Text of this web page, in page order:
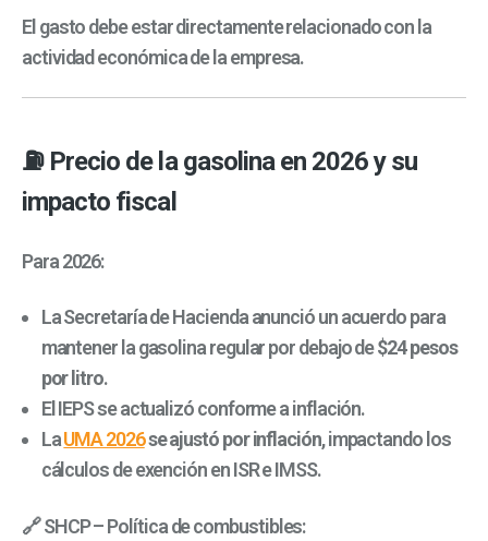
El gasto debe estar directamente relacionado con la
actividad económica de la empresa.
⛽ Precio de la gasolina en 2026 y su
impacto fiscal
Para 2026:
La Secretaría de Hacienda anunció un acuerdo para
mantener la gasolina regular por debajo de$24 pesos
por litro.
El IEPS se actualizó conforme a inflación.
LaUMA 2026se ajustó por inflación, impactando los
cálculos de exención en ISR e IMSS.
🔗 SHCP – Política de combustibles: